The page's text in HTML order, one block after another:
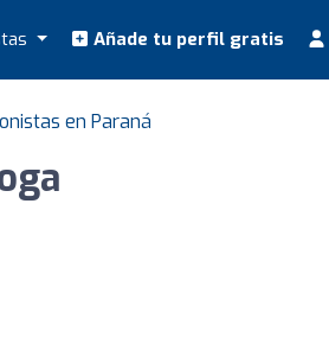
Añade tu perfil gratis
en Paraná